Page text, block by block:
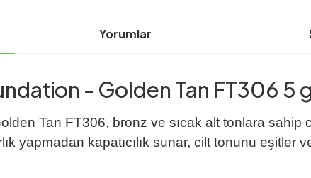
Yorumlar
- Golden Tan FT306 5
Tan FT306, bronz ve sıcak alt tonlara sahip
yapmadan kapatıcılık sunar, cilt tonunu